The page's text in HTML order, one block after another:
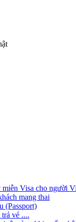
miễn Visa cho người
mang thai
(Passport)
vé ....